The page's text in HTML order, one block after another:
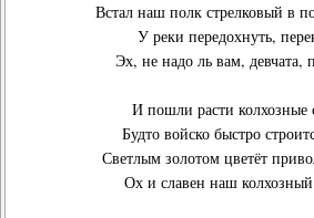
Встал наш полк стрелковый в
У реки передохнуть,
Эх, не надо ль вам, девчата,
И пошли расти колхозные
Будто войско быстро
Светлым золотом цветёт
Ох и славен наш